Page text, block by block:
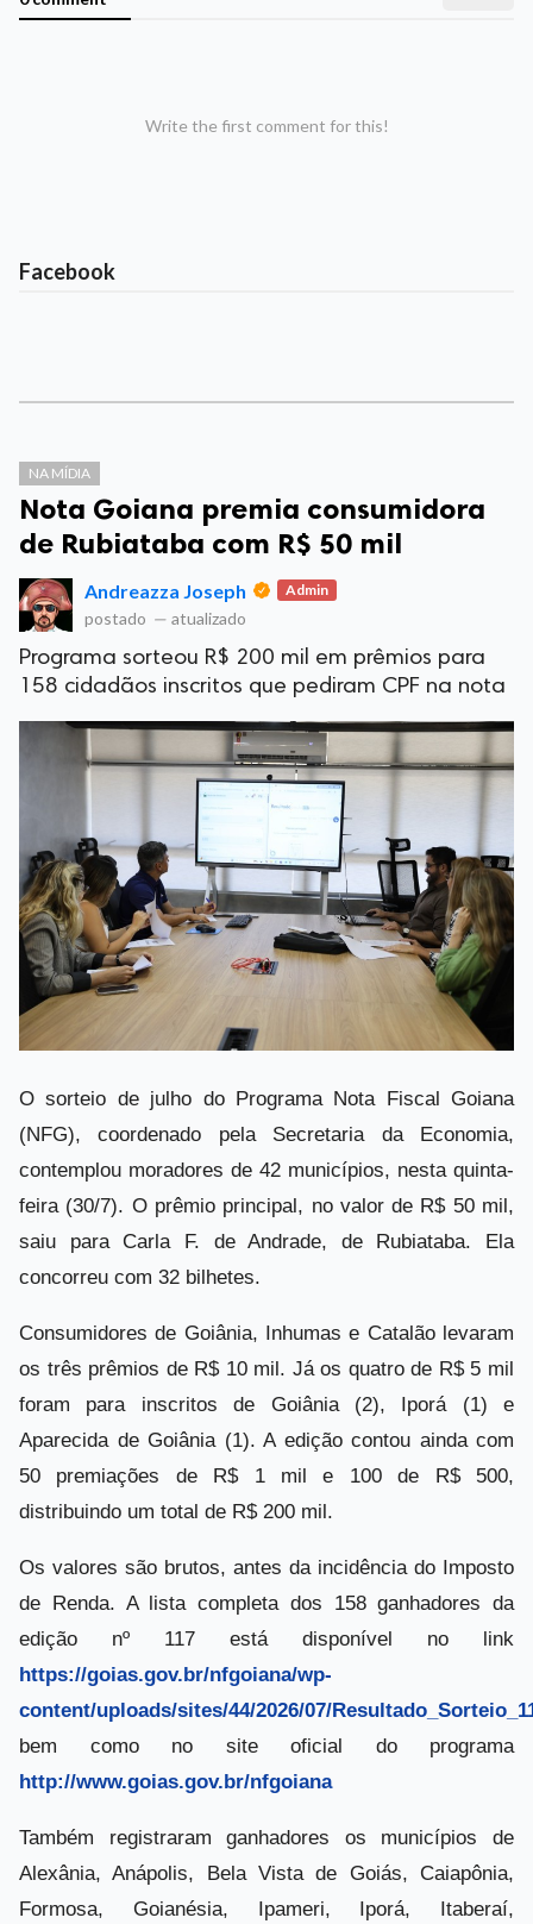
Write the first comment for this!
Facebook
NA MÍDIA
Nota Goiana premia consumidora
de Rubiataba com R$ 50 mil
Andreazza Joseph Admin
postado — atualizado
Programa sorteou R$ 200 mil em prêmios para
158 cidadãos inscritos que pediram CPF na nota
O sorteio de julho do Programa Nota Fiscal Goiana
(NFG), coordenado pela Secretaria da Economia,
contemplou moradores de 42 municípios, nesta quinta-
feira (30/7). O prêmio principal, no valor de R$ 50 mil,
saiu para Carla F. de Andrade, de Rubiataba. Ela
concorreu com 32 bilhetes.
Consumidores de Goiânia, Inhumas e Catalão levaram
os três prêmios de R$ 10 mil. Já os quatro de R$ 5 mil
foram para inscritos de Goiânia (2), Iporá (1) e
Aparecida de Goiânia (1). A edição contou ainda com
50 premiações de R$ 1 mil e 100 de R$ 500,
distribuindo um total de R$ 200 mil.
Os valores são brutos, antes da incidência do Imposto
de Renda. A lista completa dos 158 ganhadores da
edição nº 117 está disponível no link
https://goias.gov.br/nfgoiana/wp-
content/uploads/sites/44/2026/07/
bem como no site oficial do programa
http://www.goias.gov.br/nfgoiana
Também registraram ganhadores os municípios de
Alexânia, Anápolis, Bela Vista de Goiás, Caiapônia,
Formosa, Goianésia, Ipameri, Iporá, Itaberaí,